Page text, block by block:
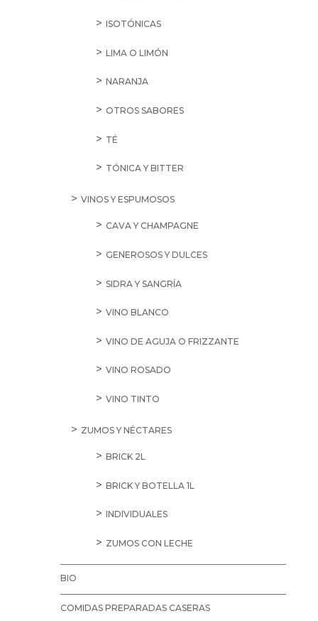
ISOTÓNICAS
LIMA O LIMÓN
NARANJA
OTROS SABORES
TÉ
TÓNICA Y BITTER
VINOS Y ESPUMOSOS
CAVA Y CHAMPAGNE
GENEROSOS Y DULCES
SIDRA Y SANGRÍA
VINO BLANCO
VINO DE AGUJA O FRIZZANTE
VINO ROSADO
VINO TINTO
ZUMOS Y NÉCTARES
BRICK 2L
BRICK Y BOTELLA 1L
INDIVIDUALES
ZUMOS CON LECHE
BIO
COMIDAS PREPARADAS CASERAS